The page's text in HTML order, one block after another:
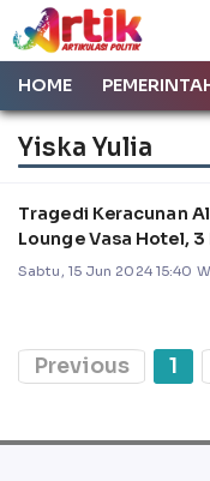
HOME
Yiska Yulia
Tragedi Keracunan
Lounge Vasa Hotel,
Sabtu, 15 Jun 2024 15:40
Previous 1